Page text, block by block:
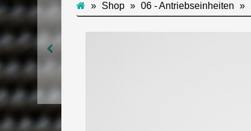
Shop 06 - Antriebseinheiten